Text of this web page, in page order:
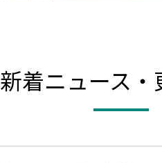
新着ニュース・